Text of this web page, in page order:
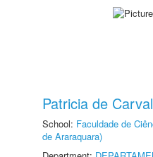
Patricia de
School: Faculdade de
de Araraquara)